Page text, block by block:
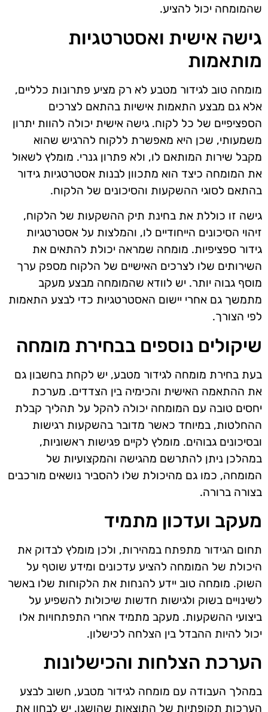
שהמומחה יכול להציע.
גישה אישית ואסטרטגיות
מותאמות
מומחה טוב לגידור מטבע לא רק מציע פתרונות כלליים,
אלא גם מבצע התאמות אישיות בהתאם לצרכים
הספציפיים של כל לקוח. גישה אישית יכולה להוות יתרון
משמעותי, שכן היא מאפשרת ללקוח להרגיש שהוא
מקבל שירות המותאם לו, ולא פתרון גנרי. מומלץ לשאול
את המומחה כיצד הוא מתכוון לבנות אסטרטגיות גידור
בהתאם לסוגי ההשקעות והסיכונים של הלקוח.
גישה זו כוללת את בחינת תיק ההשקעות של הלקוח,
זיהוי הסיכונים הייחודיים לו, והמלצות על אסטרטגיות
גידור ספציפיות. מומחה שמראה יכולת להתאים את
השירותים שלו לצרכים האישיים של הלקוח מספק ערך
מוסף גבוה יותר. יש לוודא שהמומחה מבצע מעקב
מתמשך גם אחרי יישום האסטרטגיות כדי לבצע התאמות
לפי הצורך.
שיקולים נוספים בבחירת מומחה
בעת בחירת מומחה לגידור מטבע, יש לקחת בחשבון גם
את ההתאמה האישית והכימיה בין הצדדים. מערכת
יחסים טובה עם המומחה יכולה להקל על תהליך קבלת
ההחלטות, במיוחד כאשר מדובר בהשקעות רגישות
ובסיכונים גבוהים. מומלץ לקיים פגישות ראשוניות,
במהלכן ניתן להתרשם מהגישה והמקצועיות של
המומחה, כמו גם מהיכולת שלו להסביר נושאים מורכבים
בצורה ברורה.
מעקב ועדכון מתמיד
תחום הגידור מתפתח במהירות, ולכן מומלץ לבדוק את
היכולת של המומחה להציע עדכונים ומידע שוטף על
השוק. מומחה טוב יידע להנחות את הלקוחות שלו באשר
לשינויים בשוק ולגישות חדשות שיכולות להשפיע על
ביצועי ההשקעות. מעקב מתמיד אחרי התפתחויות אלו
יכול להיות ההבדל בין הצלחה לכישלון.
הערכת הצלחות והכישלונות
במהלך העבודה עם מומחה לגידור מטבע, חשוב לבצע
הערכות תקופתיות של התוצאות שהושגו. יש לבחון את